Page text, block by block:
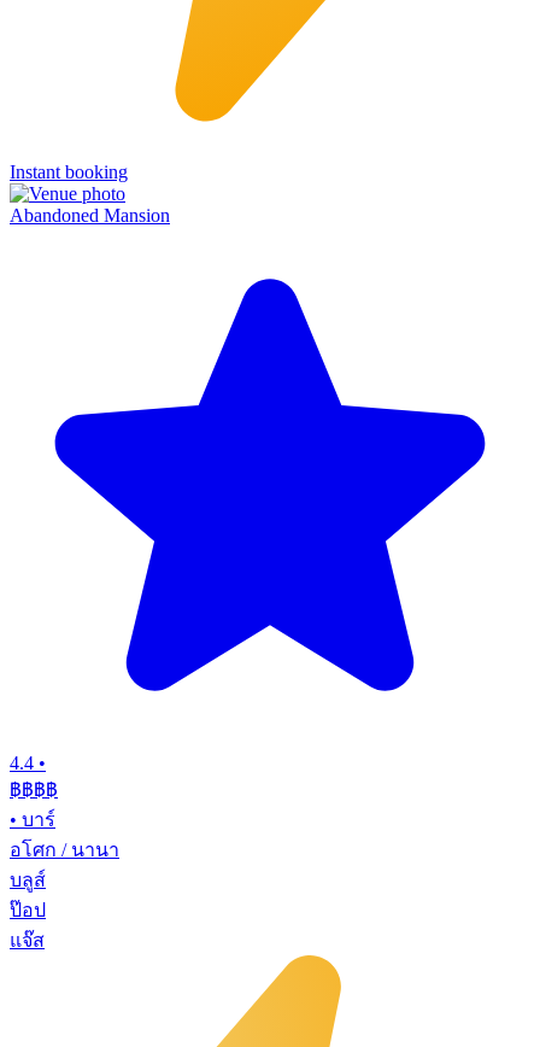
Instant booking
Abandoned Mansion
4.4 •
฿฿฿฿
• บาร์
อโศก / นานา
บลูส์
ป๊อป
แจ๊ส